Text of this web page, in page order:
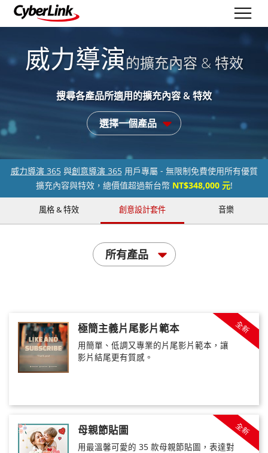
威力導演的擴充內容 & 特效
搜尋各產品所適用的擴充內容 & 特效
選擇一個產品
威力導演 365與創意導演 365用戶專屬 - 無限制免費使用所有優質
擴充內容與特效，總價值超過新台幣 NT$348,000 元!
風格 & 特效 創意設計套件 音樂
所有產品
全新
極簡主義片尾影片範本
用簡單、低調又專業的片尾影片範本，讓
影片結尾更有質感。
全新
母親節貼圖
用最溫馨可愛的 35 款母親節貼圖，表達對